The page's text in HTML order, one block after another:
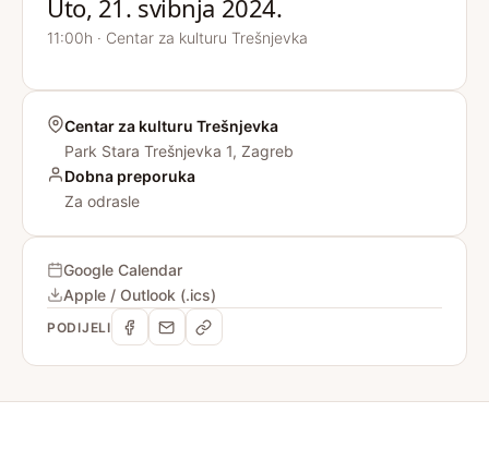
Uto, 21. svibnja 2024.
11:00h · Centar za kulturu Trešnjevka
Centar za kulturu Trešnjevka
Park Stara Trešnjevka 1, Zagreb
Dobna preporuka
Za odrasle
Google Calendar
Apple / Outlook (.ics)
PODIJELI